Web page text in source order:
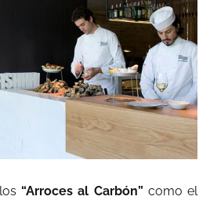
“Arroces al Carbón” como el